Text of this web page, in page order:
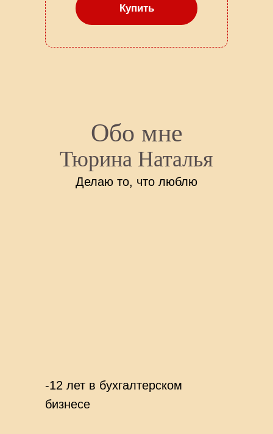
Купить
Обо мне
-12 лет в бухгалтерском
бизнесе
Тюрина Наталья
Делаю то, что люблю